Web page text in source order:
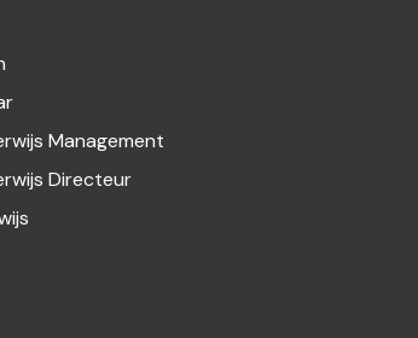
Management
Directeur